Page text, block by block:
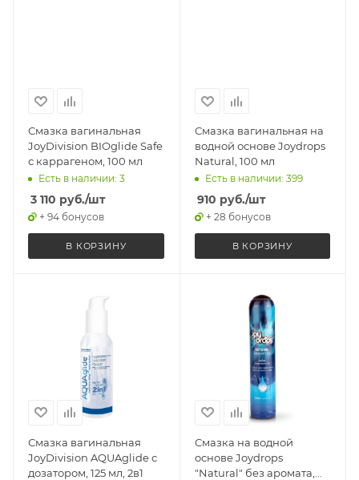
Смазка вагинальная
JoyDivision BIOglide Safe
с каррагеном, 100 мл
Есть в наличии: 3
3 110 руб./шт
+ 94 бонусов
В КОРЗИНУ
Смазка вагинальная на
водной основе Joydrops
Natural, 100 мл
Есть в наличии: 399
910 руб./шт
+ 28 бонусов
В КОРЗИНУ
Смазка вагинальная
JoyDivision AQUAglide с
дозатором, 125 мл, 2в1
Смазка на водной
основе Joydrops
"Natural" без аромата,